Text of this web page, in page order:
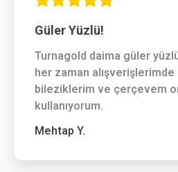
Güler Yüzlü!
Turnagold daima güler
her zaman
bileziklerim ve çerçevem
kullanıyorum.
Mehtap Y.